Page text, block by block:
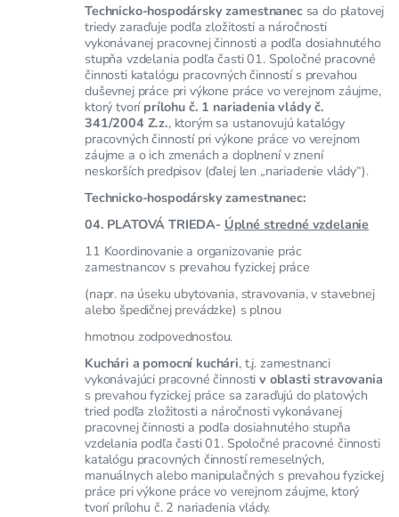
Technicko-hospodársky zamestnanecsa do platovej
triedy zaraďuje podľa zložitosti a náročnosti
vykonávanej pracovnej činnosti a podľa dosiahnutého
stupňa vzdelania podľa časti 01. Spoločné pracovné
činnosti katalógu pracovných činností s prevahou
duševnej práce pri výkone práce vo verejnom záujme,
ktorý tvorí prílohu č. 1 nariadenia vlády č.
341/2004 Z.z., ktorým sa ustanovujú katalógy
pracovných činností pri výkone práce vo verejnom
záujme a o ich zmenách a doplnení v znení
neskorších predpisov (ďalej len „nariadenie vlády“).
Technicko-hospodársky zamestnanec:
04. PLATOVÁ TRIEDA- Úplné stredné vzdelanie
11 Koordinovanie a organizovanie prác
zamestnancov s prevahou fyzickej práce
(napr. na úseku ubytovania, stravovania, v stavebnej
alebo špedičnej prevádzke) s plnou
hmotnou zodpovednosťou.
Kuchári a pomocní kuchári, t.j. zamestnanci
vykonávajúci pracovné činnostiv oblasti stravovania
s prevahou fyzickej práce sa zaraďujú do platových
tried podľa zložitosti a náročnosti vykonávanej
pracovnej činnosti a podľa dosiahnutého stupňa
vzdelania podľa časti 01. Spoločné pracovné činnosti
katalógu pracovných činností remeselných,
manuálnych alebo manipulačných s prevahou fyzickej
práce pri výkone práce vo verejnom záujme, ktorý
tvorí prílohu č. 2 nariadenia vlády.